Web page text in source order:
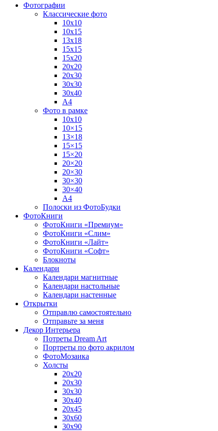
Фотографии
Классические фото
10х10
10х15
13х18
15х15
15х20
20х20
20х30
30х30
30х40
А4
Фото в рамке
10х10
10×15
13×18
15×15
15×20
20×20
20×30
30×30
30×40
A4
Полоски из ФотоБудки
ФотоКниги
ФотоКниги «Премиум»
ФотоКниги «Слим»
ФотоКниги «Лайт»
ФотоКниги «Софт»
Блокноты
Календари
Календари магнитные
Календари настольные
Календари настенные
Открытки
Отправлю самостоятельно
Отправьте за меня
Декор Интерьера
Потреты Dream Art
Портреты по фото акрилом
ФотоМозаика
Холсты
20х20
20х30
30х30
30х40
20х45
30х60
30х90